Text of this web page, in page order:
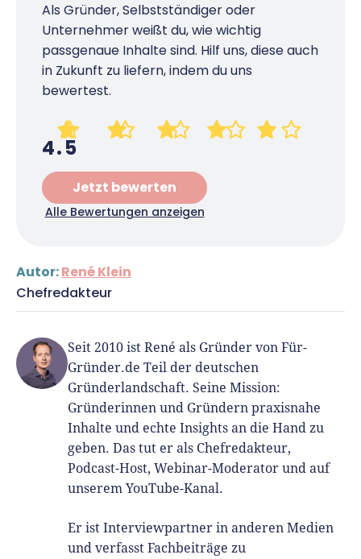
Als Gründer, Selbstständiger oder
Unternehmer weißt du, wie wichtig
passgenaue Inhalte sind. Hilf uns, diese auch
in Zukunft zu liefern, indem du uns
bewertest.
4.5
Jetzt bewerten
Alle Bewertungen anzeigen
Autor:René Klein
Chefredakteur
Seit 2010 ist René als Gründer von Für-
Gründer.de Teil der deutschen
Gründerlandschaft. Seine Mission:
Gründerinnen und Gründern praxisnahe
Inhalte und echte Insights an die Hand zu
geben. Das tut er als Chefredakteur,
Podcast-Host, Webinar-Moderator und auf
unserem YouTube-Kanal.
Er ist Interviewpartner in anderen Medien
und verfasst Fachbeiträge zu